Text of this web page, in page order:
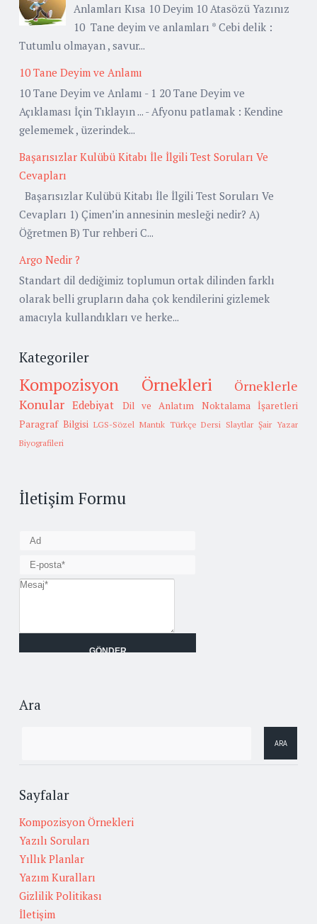
Anlamları Kısa 10 Deyim 10 Atasözü Yazınız
10 Tane deyim ve anlamları * Cebi delik :
Tutumlu olmayan , savur...
10 Tane Deyim ve Anlamı
10 Tane Deyim ve Anlamı - 1 20 Tane Deyim ve
Açıklaması İçin Tıklayın ... - Afyonu patlamak : Kendine
gelememek , üzerindek...
Başarısızlar Kulübü Kitabı İle İlgili Test Soruları Ve
Cevapları
Başarısızlar Kulübü Kitabı İle İlgili Test Soruları Ve
Cevapları 1) Çimen’in annesinin mesleği nedir? A)
Öğretmen B) Tur rehberi C...
Argo Nedir ?
Standart dil dediğimiz toplumun ortak dilinden farklı
olarak belli grupların daha çok kendilerini gizlemek
amacıyla kullandıkları ve herke...
Kategoriler
Kompozisyon Örnekleri
Örneklerle
Konular Edebiyat Dil ve Anlatım
Noktalama İşaretleri
Paragraf Bilgisi LGS-Sözel Mantık Türkçe Dersi Slaytlar Şair Yazar
Biyografileri
İletişim Formu
Ara
Sayfalar
Kompozisyon Örnekleri
Yazılı Soruları
Yıllık Planlar
Yazım Kuralları
Gizlilik Politikası
İletişim